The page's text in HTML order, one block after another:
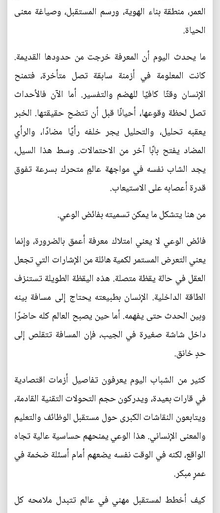
العمر، منطقة بناء الهوية، ورسم المستقبل، وصياغة معنى
الحياة.
ما يحدث اليوم أن المعرفة خرجت من حدودها القديمة.
كانت المعلومة في أزمنة سابقة تصل متأخرة، فتمنح
الإنسان وقتًا كافيًا للهضم والتفسير. أما الآن فالأحداث
تصل لحظة وقوعها، أحيانًا قبل أن تتضح حقيقتها. الخبر
يعقبه تحليل، والتحليل يجر خلفه رأيًا مضادًا، والرأي
المضاد يفتح بابًا آخر من الاحتمالات. وسط هذا السيل،
يجد الشاب نفسه في مواجهة عالمٍ متحرك بسرعة تفوق
قدرة أعصابه على الاستيعاب.
من هنا يتشكل ما يمكن تسميته بفائض الوعي.
فائض الوعي لا يعني امتلاك معرفة أعمق بالضرورة، وإنما
يعني التعرض المستمر لكمية هائلة من الإشارات التي تجعل
العقل في حالة يقظة متصلة. هذه اليقظة الطويلة تستنزف
الطاقة الداخلية. الإنسان بطبيعته يحتاج إلى مسافة بينه
وبين الحدث حتى يفهمه. أما حين يصبح العالم كله حاضرًا
داخل شاشة صغيرة في الجيب، فإن المسافة تتقلص إلى
حدٍ خانق.
كثير من الشباب اليوم يعرفون تفاصيل أزمات اقتصادية
في قارات بعيدة، ويدركون حجم التحولات التقنية القادمة،
ويتابعون النقاشات الكبرى حول مستقبل الوظائف والتعليم
والمعنى الإنساني. هذا الوعي يمنحهم حساسية عالية تجاه
الواقع، لكنه في الوقت نفسه يضعهم أمام أسئلة ضخمة في
عمرٍ مبكر.
كيف أخطط لمستقبل مهني في عالم تتبدل ملامحه كل